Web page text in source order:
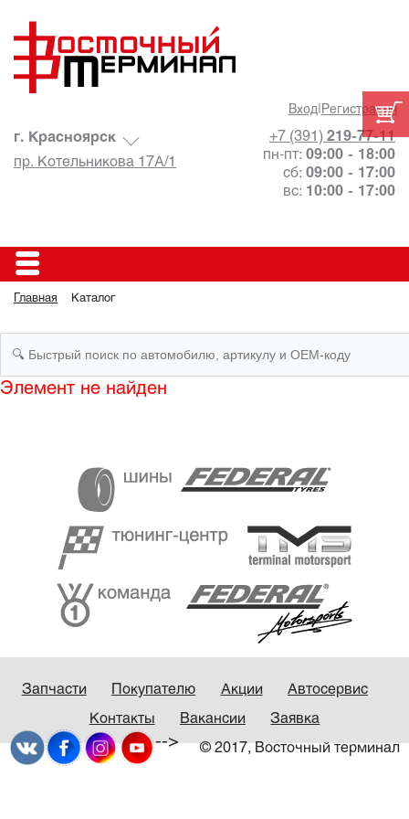
Вход| Регистрация
+7 (391) 219-77-11
пн-пт: 09:00 - 18:00
сб: 09:00 - 17:00
вс: 10:00 - 17:00
г. Красноярск
пр. Котельникова 17А/1
Главная Каталог
Элемент не найден
Запчасти Покупателю Акции Автосервис
Контакты Вакансии Заявка
© 2017, Восточный терминал
-->